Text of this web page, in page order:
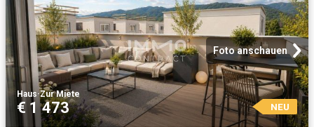
Foto anschauen
Haus·Zur Miete
€ 1 473 NEU